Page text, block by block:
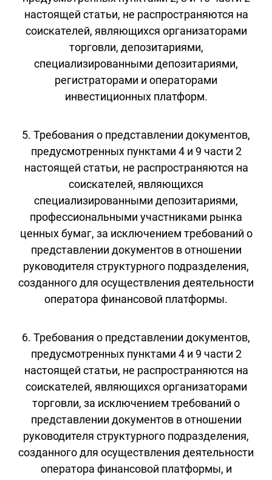
настоящей статьи, не распространяются на
соискателей, являющихся организаторами
торговли, депозитариями,
специализированными депозитариями,
регистраторами и операторами
инвестиционных платформ.
5. Требования о представлении документов,
предусмотренных пунктами 4 и 9 части 2
настоящей статьи, не распространяются на
соискателей, являющихся
специализированными депозитариями,
профессиональными участниками рынка
ценных бумаг, за исключением требований о
представлении документов в отношении
руководителя структурного подразделения,
созданного для осуществления деятельности
оператора финансовой платформы.
6. Требования о представлении документов,
предусмотренных пунктами 4 и 9 части 2
настоящей статьи, не распространяются на
соискателей, являющихся организаторами
торговли, за исключением требований о
представлении документов в отношении
руководителя структурного подразделения,
созданного для осуществления деятельности
оператора финансовой платформы, и